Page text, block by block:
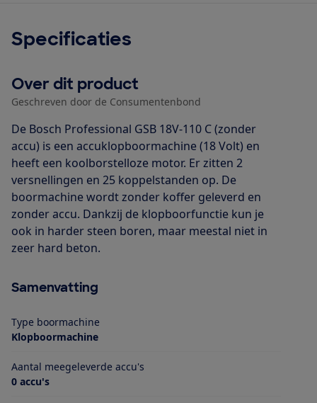
Specificaties
Over dit product
Geschreven door de Consumentenbond
De Bosch Professional GSB 18V-110 C (zonder
accu) is een accuklopboormachine (18 Volt) en
heeft een koolborstelloze motor. Er zitten 2
versnellingen en 25 koppelstanden op. De
boormachine wordt zonder koffer geleverd en
zonder accu. Dankzij de klopboorfunctie kun je
ook in harder steen boren, maar meestal niet in
zeer hard beton.
Samenvatting
Type boormachine
Klopboormachine
Aantal meegeleverde accu's
0 accu's